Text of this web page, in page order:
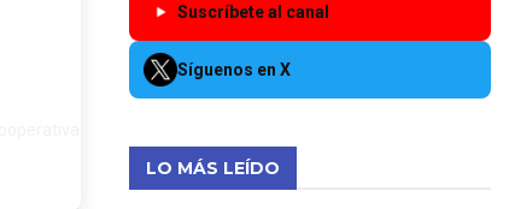
Suscríbete al canal
Síguenos en X
LO MÁS LEÍDO